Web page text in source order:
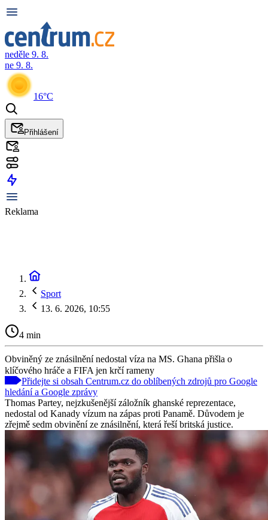
neděle 9. 8.
ne 9. 8.
16°C
Přihlášení
Reklama
Sport
13. 6. 2026, 10:55
4 min
Obviněný ze znásilnění nedostal víza na MS. Ghana přišla o
klíčového hráče a FIFA jen krčí rameny
Přidejte si obsah Centrum.cz do oblíbených zdrojů pro Google
hledání a Google zprávy
Thomas Partey, nejzkušenější záložník ghanské reprezentace,
nedostal od Kanady vízum na zápas proti Panamě. Důvodem je
zřejmě sedm obvinění ze znásilnění, která řeší britská justice.